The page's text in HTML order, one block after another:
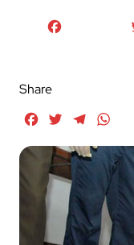
Share
FacebookTwitterTelegram